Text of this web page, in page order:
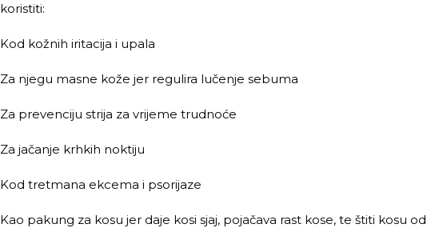
koristiti:
Kod kožnih iritacija i upala
Za njegu masne kože jer regulira lučenje sebuma
Za prevenciju strija za vrijeme trudnoće
Za jačanje krhkih noktiju
Kod tretmana ekcema i psorijaze
Kao pakung za kosu jer daje kosi sjaj, pojačava rast kose, te štiti kosu